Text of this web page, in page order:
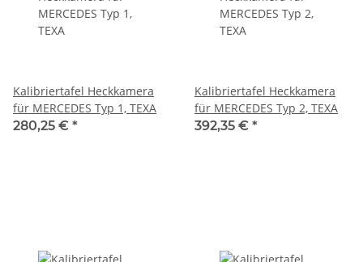
Kalibriertafel Heckkamera
für MERCEDES Typ 1, TEXA
280,25 € *
Kalibriertafel Heckkamera
für MERCEDES Typ 2, TEXA
392,35 € *